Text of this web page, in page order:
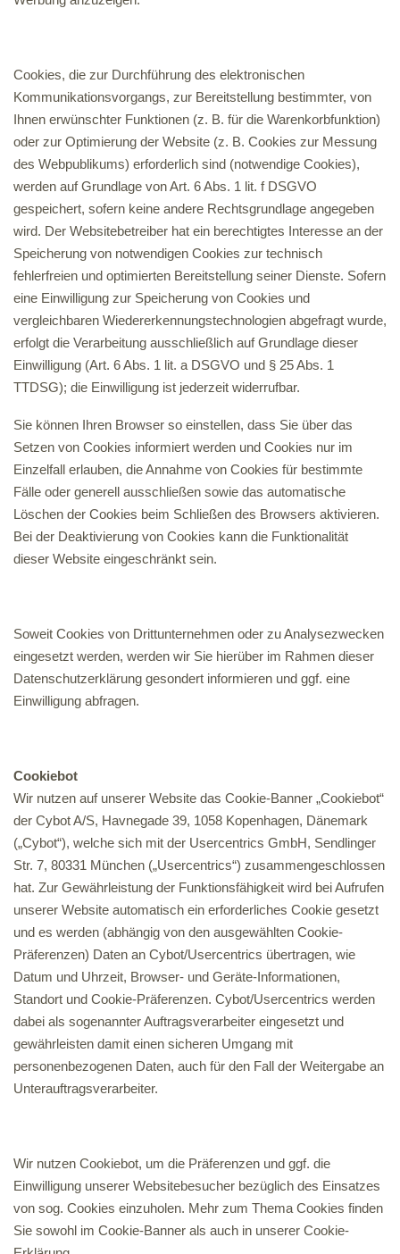
Cookies, die zur Durchführung des elektronischen
Kommunikationsvorgangs, zur Bereitstellung bestimmter, von
Ihnen erwünschter Funktionen (z. B. für die Warenkorbfunktion)
oder zur Optimierung der Website (z. B. Cookies zur Messung
des Webpublikums) erforderlich sind (notwendige Cookies),
werden auf Grundlage von Art. 6 Abs. 1 lit. f DSGVO
gespeichert, sofern keine andere Rechtsgrundlage angegeben
wird. Der Websitebetreiber hat ein berechtigtes Interesse an der
Speicherung von notwendigen Cookies zur technisch
fehlerfreien und optimierten Bereitstellung seiner Dienste. Sofern
eine Einwilligung zur Speicherung von Cookies und
vergleichbaren Wiedererkennungstechnologien abgefragt wurde,
erfolgt die Verarbeitung ausschließlich auf Grundlage dieser
Einwilligung (Art. 6 Abs. 1 lit. a DSGVO und § 25 Abs. 1
TTDSG); die Einwilligung ist jederzeit widerrufbar.
Sie können Ihren Browser so einstellen, dass Sie über das
Setzen von Cookies informiert werden und Cookies nur im
Einzelfall erlauben, die Annahme von Cookies für bestimmte
Fälle oder generell ausschließen sowie das automatische
Löschen der Cookies beim Schließen des Browsers aktivieren.
Bei der Deaktivierung von Cookies kann die Funktionalität
dieser Website eingeschränkt sein.
Soweit Cookies von Drittunternehmen oder zu Analysezwecken
eingesetzt werden, werden wir Sie hierüber im Rahmen dieser
Datenschutzerklärung gesondert informieren und ggf. eine
Einwilligung abfragen.
Cookiebot
Wir nutzen auf unserer Website das Cookie-Banner „Cookiebot“
der Cybot A/S, Havnegade 39, 1058 Kopenhagen, Dänemark
(„Cybot“), welche sich mit der Usercentrics GmbH, Sendlinger
Str. 7, 80331 München („Usercentrics“) zusammengeschlossen
hat. Zur Gewährleistung der Funktionsfähigkeit wird bei Aufrufen
unserer Website automatisch ein erforderliches Cookie gesetzt
und es werden (abhängig von den ausgewählten Cookie-
Präferenzen) Daten an Cybot/Usercentrics übertragen, wie
Datum und Uhrzeit, Browser- und Geräte-Informationen,
Standort und Cookie-Präferenzen. Cybot/Usercentrics werden
dabei als sogenannter Auftragsverarbeiter eingesetzt und
gewährleisten damit einen sicheren Umgang mit
personenbezogenen Daten, auch für den Fall der Weitergabe an
Unterauftragsverarbeiter.
Wir nutzen Cookiebot, um die Präferenzen und ggf. die
Einwilligung unserer Websitebesucher bezüglich des Einsatzes
von sog. Cookies einzuholen. Mehr zum Thema Cookies finden
Sie sowohl im Cookie-Banner als auch in unserer Cookie-